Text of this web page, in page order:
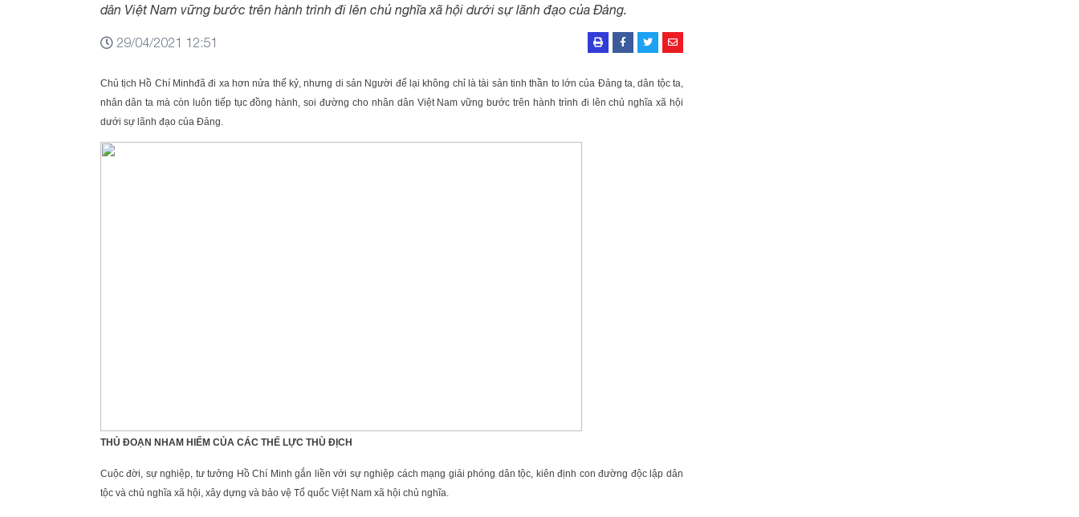
dân Việt Nam vững bước trên hành trình đi lên chủ nghĩa xã hội dưới sự lãnh đạo của Đảng.
29/04/2021 12:51
Chủ tịch Hồ Chí Minhđã đi xa hơn nửa thế kỷ, nhưng di sản Người để lại không chỉ là tài sản tinh thần to lớn của Đảng ta, dân tộc ta,
nhân dân ta mà còn luôn tiếp tục đồng hành, soi đường cho nhân dân Việt Nam vững bước trên hành trình đi lên chủ nghĩa xã hội
dưới sự lãnh đạo của Đảng.
THỦ ĐOẠN NHAM HIỂM CỦA CÁC THẾ LỰC THÙ ĐỊCH
Cuộc đời, sự nghiệp, tư tưởng Hồ Chí Minh gắn liền với sự nghiệp cách mạng giải phóng dân tộc, kiên định con đường độc lập dân
tộc và chủ nghĩa xã hội, xây dựng và bảo vệ Tổ quốc Việt Nam xã hội chủ nghĩa.